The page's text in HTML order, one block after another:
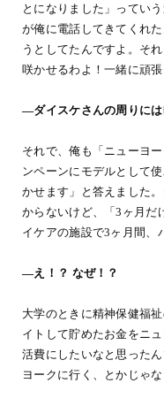
とになりました」ってい
が俺に電話してきてくれ
うとしてたんですよ。そ
咲かせるわよ！一緒に頑
―ダイスケさんの周りには
それで、俺も「ニューヨ
ンペーンにモデルとして
かせます」と答えました
からないけど、「3ヶ月だ
イケアの施設で3ヶ月間、
―え！？ なぜ！？
大学のときに精神保健福
イトして貯めたお金をニ
活費にしたいなと思った
ヨークに行く、とかじゃな